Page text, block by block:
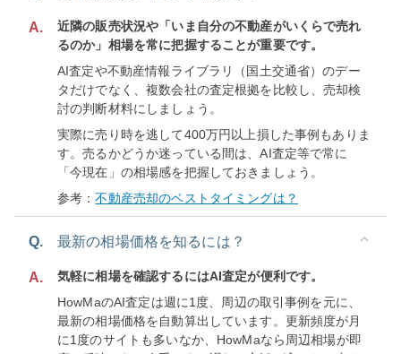
A.
近隣の販売状況や「いま自分の不動産がいくらで売れ
るのか」相場を常に把握することが重要です。
AI査定や不動産情報ライブラリ（国土交通省）のデー
タだけでなく、複数会社の査定根拠を比較し、売却検
討の判断材料にしましょう。
実際に売り時を逃して400万円以上損した事例もありま
す。売るかどうか迷っている間は、AI査定等で常に
「今現在」の相場感を把握しておきましょう。
参考：不動産売却のベストタイミングは？
Q. 最新の相場価格を知るには？
A.
気軽に相場を確認するにはAI査定が便利です。
HowMaのAI査定は週に1度、周辺の取引事例を元に、
最新の相場価格を自動算出しています。更新頻度が月
に1度のサイトも多いなか、HowMaなら周辺相場が即